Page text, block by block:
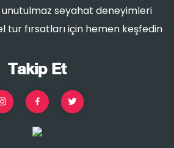
seyahat deneyimleri
tur fırsatları için hemen keşfedin
Takip Et